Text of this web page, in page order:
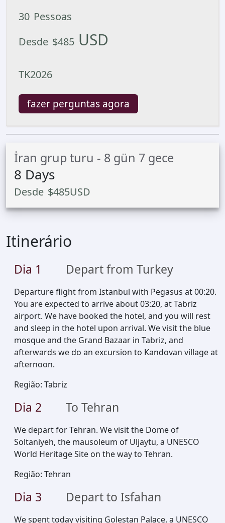
30 Pessoas
Desde $485 USD
TK2026
fazer perguntas agora
İran grup turu - 8 gün 7 gece
8 Days
Desde $485USD
Itinerário
Dia 1 Depart from Turkey
Departure flight from Istanbul with Pegasus at 00:20.
You are expected to arrive about 03:20, at Tabriz
airport. We have booked the hotel, and you will rest
and sleep in the hotel upon arrival. We visit the blue
mosque and the Grand Bazaar in Tabriz, and
afterwards we do an excursion to Kandovan village at
afternoon.
Região: Tabriz
Dia 2 To Tehran
We depart for Tehran. We visit the Dome of
Soltaniyeh, the mausoleum of Uljaytu, a UNESCO
World Heritage Site on the way to Tehran.
Região: Tehran
Dia 3 Depart to Isfahan
We spent today visiting Golestan Palace, a UNESCO